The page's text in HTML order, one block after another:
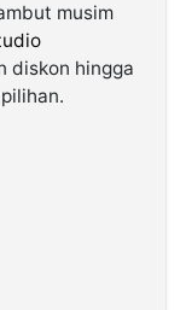
musim
diskon hingga